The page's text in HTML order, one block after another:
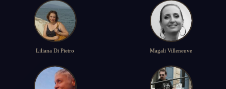
Liliana Di Pietro Magali Villeneuve